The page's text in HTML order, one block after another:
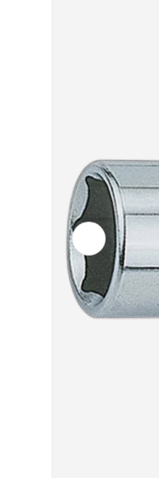
Vorherige